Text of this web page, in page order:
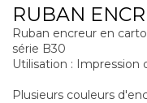
RUBAN
Ruban encreur en
série B30
Utilisation :
Plusieurs couleurs